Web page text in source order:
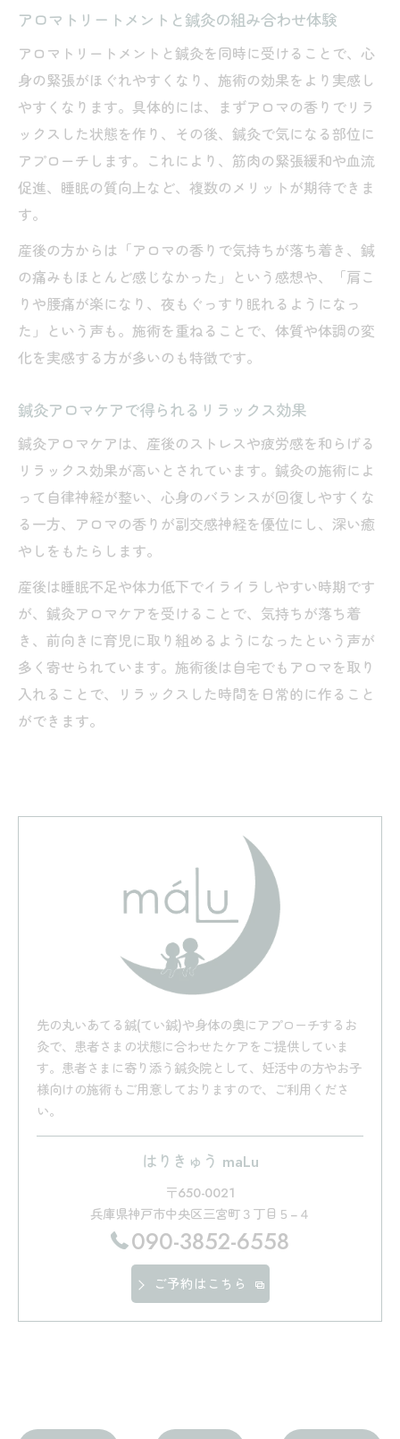
アロマトリートメントと鍼灸の組み合わせ体験
アロマトリートメントと鍼灸を同時に受けることで、心
身の緊張がほぐれやすくなり、施術の効果をより実感し
やすくなります。具体的には、まずアロマの香りでリラ
ックスした状態を作り、その後、鍼灸で気になる部位に
アプローチします。これにより、筋肉の緊張緩和や血流
促進、睡眠の質向上など、複数のメリットが期待できま
す。
産後の方からは「アロマの香りで気持ちが落ち着き、鍼
の痛みもほとんど感じなかった」という感想や、「肩こ
りや腰痛が楽になり、夜もぐっすり眠れるようになっ
た」という声も。施術を重ねることで、体質や体調の変
化を実感する方が多いのも特徴です。
鍼灸アロマケアで得られるリラックス効果
鍼灸アロマケアは、産後のストレスや疲労感を和らげる
リラックス効果が高いとされています。鍼灸の施術によ
って自律神経が整い、心身のバランスが回復しやすくな
る一方、アロマの香りが副交感神経を優位にし、深い癒
やしをもたらします。
産後は睡眠不足や体力低下でイライラしやすい時期です
が、鍼灸アロマケアを受けることで、気持ちが落ち着
き、前向きに育児に取り組めるようになったという声が
多く寄せられています。施術後は自宅でもアロマを取り
入れることで、リラックスした時間を日常的に作ること
ができます。
先の丸いあてる鍼(てい鍼)や身体の奥にアプローチするお
灸で、患者さまの状態に合わせたケアをご提供していま
す。患者さまに寄り添う鍼灸院として、妊活中の方やお子
様向けの施術もご用意しておりますので、ご利用くださ
い。
はりきゅう maLu
〒650-0021
兵庫県神戸市中央区三宮町３丁目５−４
090-3852-6558
ご予約はこちら